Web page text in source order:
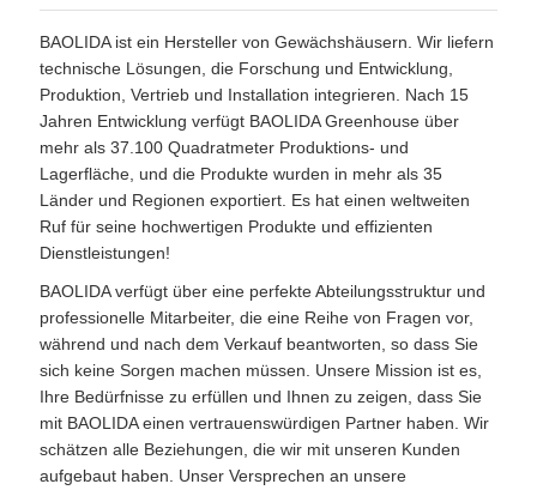
BAOLIDA ist ein Hersteller von Gewächshäusern. Wir liefern
technische Lösungen, die Forschung und Entwicklung,
Produktion, Vertrieb und Installation integrieren. Nach 15
Jahren Entwicklung verfügt BAOLIDA Greenhouse über
mehr als 37.100 Quadratmeter Produktions- und
Lagerfläche, und die Produkte wurden in mehr als 35
Länder und Regionen exportiert. Es hat einen weltweiten
Ruf für seine hochwertigen Produkte und effizienten
Dienstleistungen!
BAOLIDA verfügt über eine perfekte Abteilungsstruktur und
professionelle Mitarbeiter, die eine Reihe von Fragen vor,
während und nach dem Verkauf beantworten, so dass Sie
sich keine Sorgen machen müssen. Unsere Mission ist es,
Ihre Bedürfnisse zu erfüllen und Ihnen zu zeigen, dass Sie
mit BAOLIDA einen vertrauenswürdigen Partner haben. Wir
schätzen alle Beziehungen, die wir mit unseren Kunden
aufgebaut haben. Unser Versprechen an unsere